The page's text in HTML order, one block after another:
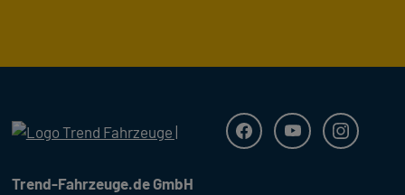
Trend Fahrzeuge
FacebookYoutube
Trend-Fahrzeuge.de GmbH